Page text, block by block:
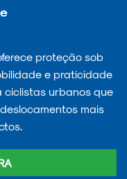
proteção sob
e praticidade
ciclistas urbanos que
mais